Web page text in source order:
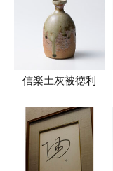
信楽土灰被徳利